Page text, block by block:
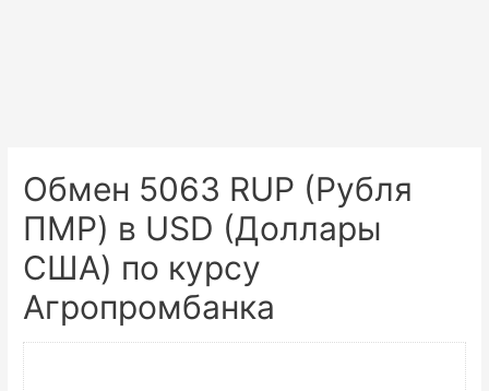
Обмен 5063 RUP (Рубля
ПМР) в USD (Доллары
США) по курсу
Агропромбанка